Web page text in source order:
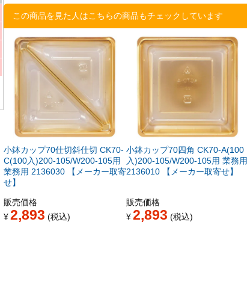
この商品を見た人はこちらの商品もチェックしています
小鉢カップ70仕切斜仕切 CK70-
C(100入)200-105/W200-105用
業務用 2136030 【メーカー取寄
せ】
販売価格
¥ 2,893 税込
小鉢カップ70四角 CK70-A(100
入)200-105/W200-105用 業務用
2136010 【メーカー取寄せ】
販売価格
¥2,893 税込